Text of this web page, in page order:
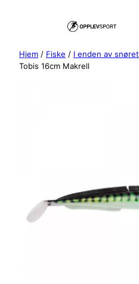
Hjem / Fiske / I enden av snøret
Tobis 16cm Makrell